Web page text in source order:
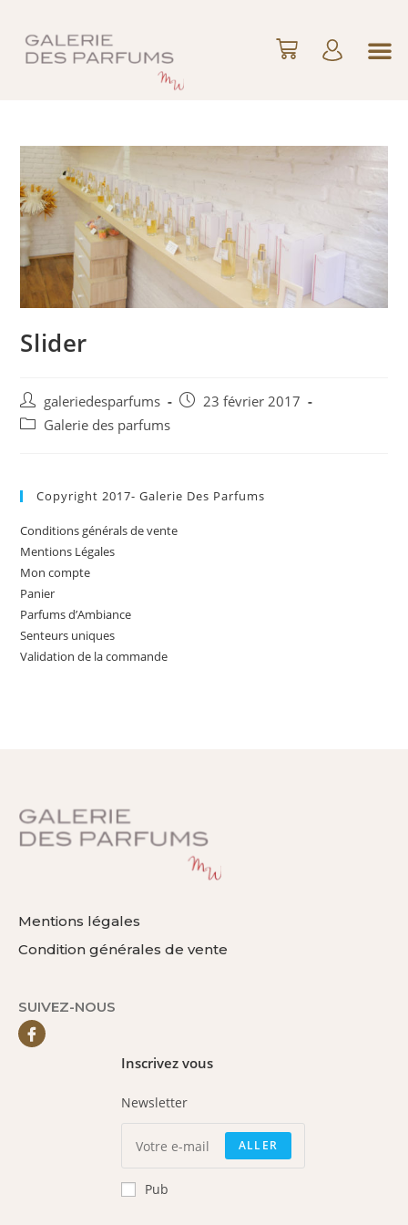
Slider
galeriedesparfums
23 février 2017
Galerie des parfums
Copyright 2017- Galerie Des Parfums
Conditions générals de vente
Mentions Légales
Mon compte
Panier
Parfums d’Ambiance
Senteurs uniques
Validation de la commande
Mentions légales
Condition générales de vente
SUIVEZ-NOUS
Inscrivez vous
Newsletter
ALLER
Pub